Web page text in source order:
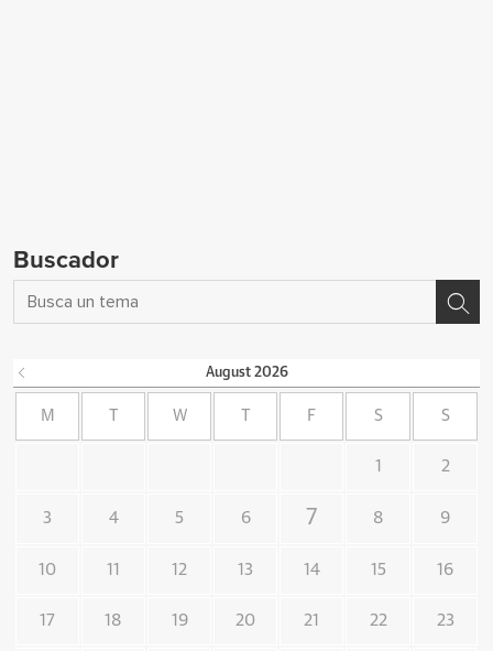
Buscador
August 2026
M W F S S
1 2
3 4 5 6 7 8 9
10 11 12 13 14 15 16
17 18 19 20 21 22 23